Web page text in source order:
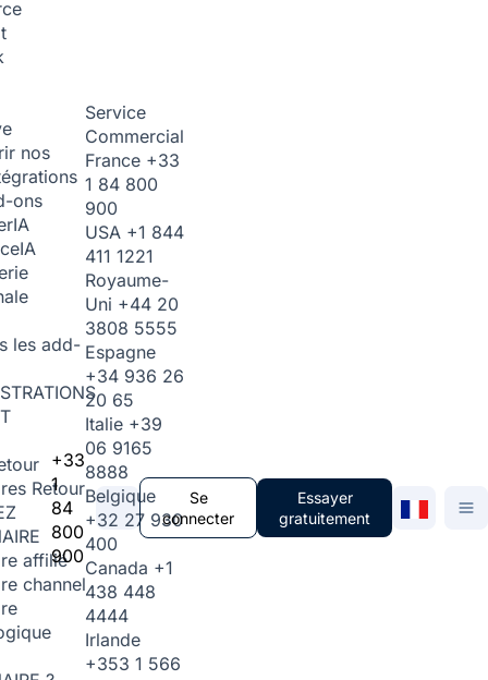
nos
ons
IA
IA
les add-
Retour
affilié
channel
+33
1
84
800
900
Service
Commercial
France +33
1 84 800
900
USA +1 844
411 1221
Royaume-
Uni +44 20
3808 5555
Espagne
+34 936 26
20 65
Italie +39
06 9165
8888
Belgique
+32 27 930
400
Canada +1
438 448
4444
Irlande
+353 1 566
Se
connecter
Essayer
gratuitement